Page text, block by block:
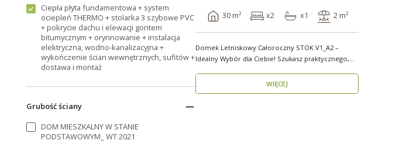
Ciepła płyta fundamentowa + system
ociepleń THERMO + stolarka 3 szybowe PVC
+ pokrycie dachu i elewacji gontem
bitumycznym + orynnowanie + instalacja
elektryczna, wodno-kanalizacyjna +
wykończenie ścian wewnętrznych, sufitów +
dostawa i montaż
Grubość ściany
DOM MIESZKALNY W STANIE
PODSTAWOWYM_ WT 2021
30 m² x2 x1 2 m²
Domek Letniskowy Całoroczny STOK V1_A2 –
Idealny Wybór dla Ciebie! Szukasz praktycznego,
WIĘCEJ